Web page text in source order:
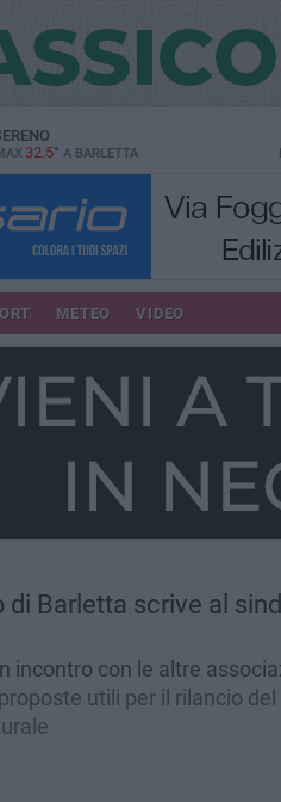
32.5° A BARLETTA
METEO VIDEO
di Barletta scrive al
incontro con le altre
utili per il rilancio del